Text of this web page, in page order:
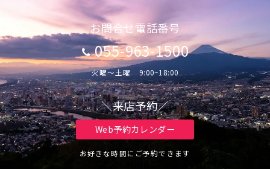
お問合せ電話番号
055-963-1500
火曜～土曜 9:00~18:00
＼来店予約／
Web予約カレンダー
お好きな時間にご予約できます